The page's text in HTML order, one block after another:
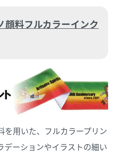
顔料フルカラーインク
を用いた、フルカラープリン
デーションやイラストの細い